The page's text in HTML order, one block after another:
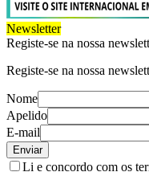
Newsletter
Registe-se na nossa
Registe-se na nossa
Nome
Apelido
E-mail
Enviar
Li e concordo com os